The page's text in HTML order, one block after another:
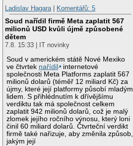
Ladislav Hagara
Komentářů: 5
Soud nařídil firmě Meta zaplatit 567
milionů USD kvůli újmě způsobené
dětem
7.8. 15:33 | IT novinky
Soud v americkém státě Nové Mexiko
ve čtvrtek nařídil
internetové
společnosti Meta Platforms zaplatit 567
milionů dolarů (téměř 12 miliard Kč) za
újmy, které její platformy působí mladým
lidem. S přihlédnutím k dřívějšímu
verdiktu tak má společnost celkem
zaplatit 942 milionů dolarů, což je malý
zlomek jejího ročního výnosu, který loni
činil 60 miliard dolarů. Čtvrteční verdikt
firmě také nařizuje, aby změnila způsob,
jakým její